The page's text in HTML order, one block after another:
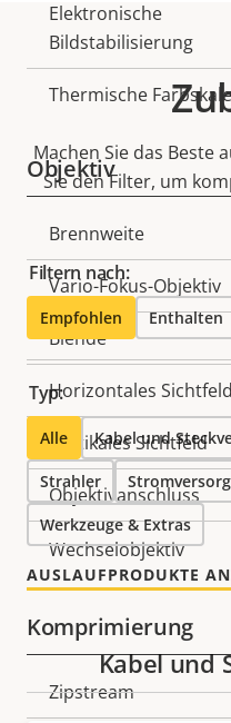
Elektronische
Bildstabilisierung
Thermische
Objektiv
Brennweite
Vario-Fokus-Objektiv
Blende
Horizontales Sichtfeld
Vertikales Sichtfeld
Objektivanschluss
Wechselobjektiv
Komprimierung
Zipstream
Machen Sie das Beste
Sie den Filter, um
Filtern nach:
Empfohlen Enthalten
Typ:
Alle Kabel und
Strahler
Werkzeuge & Extras
AUSLAUFPRODUKTE
Kabel und